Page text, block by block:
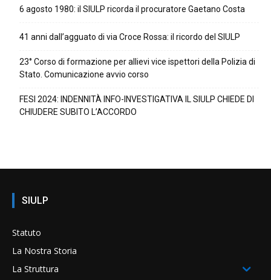
6 agosto 1980: il SIULP ricorda il procuratore Gaetano Costa
41 anni dall’agguato di via Croce Rossa: il ricordo del SIULP
23° Corso di formazione per allievi vice ispettori della Polizia di
Stato. Comunicazione avvio corso
FESI 2024: INDENNITÀ INFO-INVESTIGATIVA IL SIULP CHIEDE DI
CHIUDERE SUBITO L’ACCORDO
SIULP
Statuto
La Nostra Storia
La Struttura